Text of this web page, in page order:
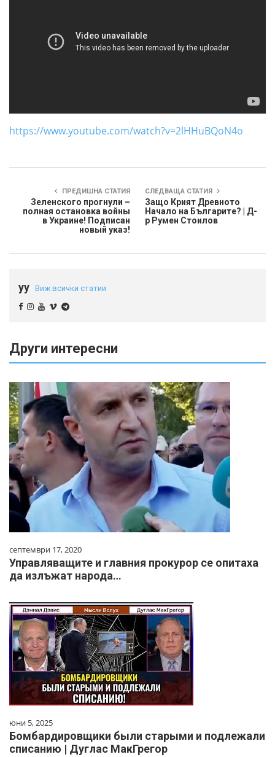
https://www.youtube.com/watch?v=2lHHuBQoN4o
ПРЕДИШНА СТАТИЯ
Зеленского прогнули –
полная остановка войны
в Украине! Подписан
новый указ!
СЛЕДВАЩА СТАТИЯ
Защо Крият Древното
Начало на Българите? | Д-
р Румен Стоилов
yy Виж всички статии
Други интересни
септември 17, 2020
Управляващите и главния прокурор се опитаха
да излъжат народа…
юни 5, 2025
Бомбардировщики были старыми и подлежали
списанию | Дуглас МакГрегор